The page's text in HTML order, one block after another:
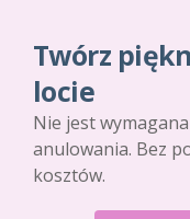
Twórz
locie
Nie jest
anulowania. Bez
kosztów.